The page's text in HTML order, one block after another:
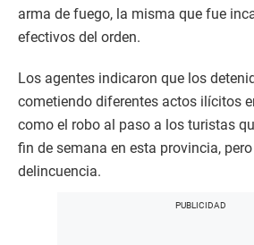
arma de fuego, la misma que fue
efectivos del orden.
Los agentes indicaron que los
cometiendo diferentes actos ilícitos
como el robo al paso a los turistas
fin de semana en esta provincia,
delincuencia.